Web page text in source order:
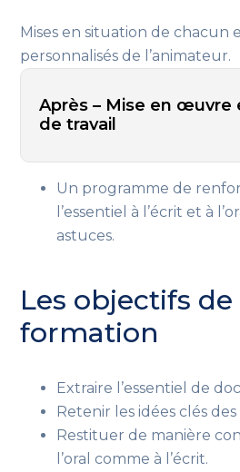
Mises en situation de chacun
personnalisés de l’animateur.
Après – Mise en œuvre
de travail
Un programme de
l’essentiel à l’écrit et à
astuces.
Les objectifs de
formation
Extraire l’essentiel de
Retenir les idées clés
Restituer de manière
l’oral comme à l’écrit.